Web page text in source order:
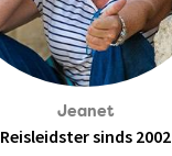
Jeanet
Reisleidster sinds 2002